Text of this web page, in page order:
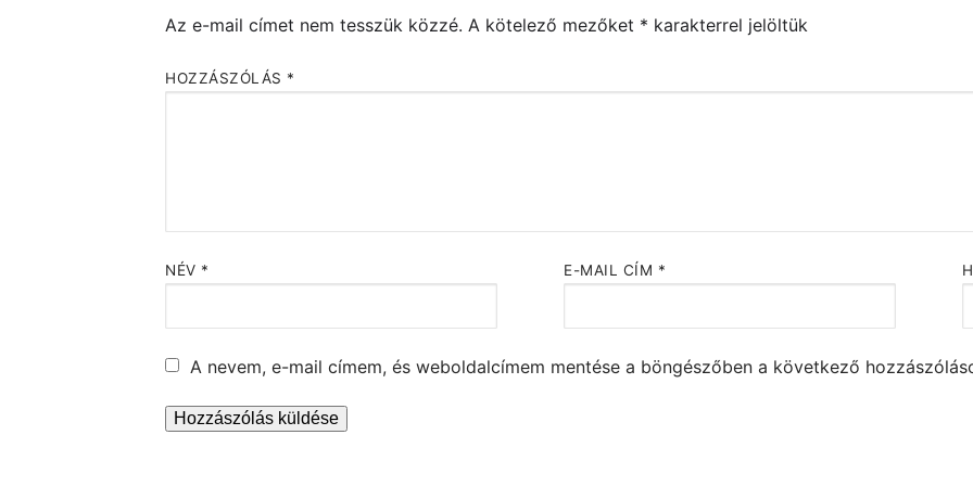
Az e-mail címet nem tesszük közzé. A kötelező mezőket * karakterrel jelöltük
HOZZÁSZÓLÁS *
NÉV * E-MAIL CÍM *
A nevem, e-mail címem, és weboldalcímem mentése a böngészőben a következő